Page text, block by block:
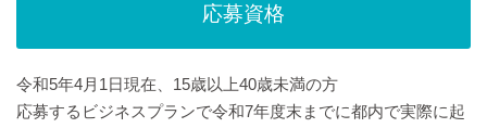
応募資格
令和5年4月1日現在、15歳以上40歳未満の方
応募するビジネスプランで令和7年度末までに都内で実際に起